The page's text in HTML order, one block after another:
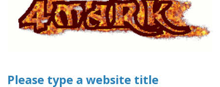
Please type a website title